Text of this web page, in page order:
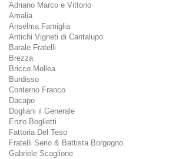
Adriano Marco e Vittorio
Amalia
Anselma Famiglia
Antichi Vigneti di Cantalupo
Barale Fratelli
Brezza
Bricco Mollea
Burdisso
Conterno Franco
Dacapo
Dogliani il Generale
Enzo Boglietti
Fattoria Del Teso
Fratelli Serio & Battista Borgogno
Gabriele Scaglione